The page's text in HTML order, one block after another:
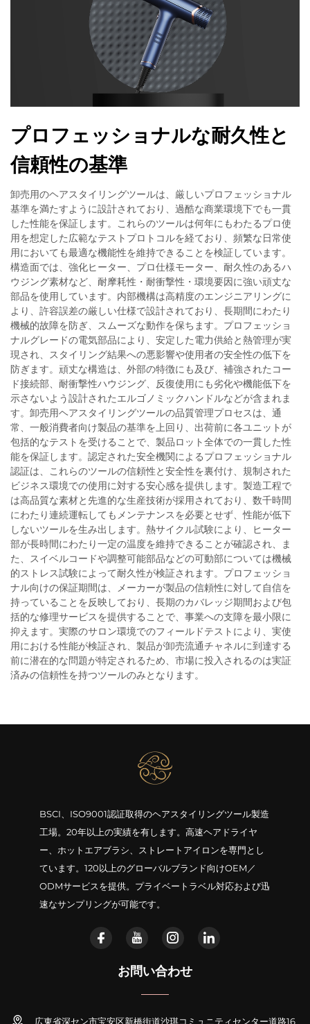
プロフェッショナルな耐久性と
信頼性の基準
卸売用のヘアスタイリングツールは、厳しいプロフェッショナル
基準を満たすように設計されており、過酷な商業環境下でも一貫
した性能を保証します。これらのツールは何年にもわたるプロ使
用を想定した広範なテストプロトコルを経ており、頻繁な日常使
用においても最適な機能性を維持できることを検証しています。
構造面では、強化ヒーター、プロ仕様モーター、耐久性のあるハ
ウジング素材など、耐摩耗性・耐衝撃性・環境要因に強い頑丈な
部品を使用しています。内部機構は高精度のエンジニアリングに
より、許容誤差の厳しい仕様で設計されており、長期間にわたり
機械的故障を防ぎ、スムーズな動作を保ちます。プロフェッショ
ナルグレードの電気部品により、安定した電力供給と熱管理が実
現され、スタイリング結果への悪影響や使用者の安全性の低下を
防ぎます。頑丈な構造は、外部の特徴にも及び、補強されたコー
ド接続部、耐衝撃性ハウジング、反復使用にも劣化や機能低下を
示さないよう設計されたエルゴノミックハンドルなどが含まれま
す。卸売用ヘアスタイリングツールの品質管理プロセスは、通
常、一般消費者向け製品の基準を上回り、出荷前に各ユニットが
包括的なテストを受けることで、製品ロット全体での一貫した性
能を保証します。認定された安全機関によるプロフェッショナル
認証は、これらのツールの信頼性と安全性を裏付け、規制された
ビジネス環境での使用に対する安心感を提供します。製造工程で
は高品質な素材と先進的な生産技術が採用されており、数千時間
にわたり連続運転してもメンテナンスを必要とせず、性能が低下
しないツールを生み出します。熱サイクル試験により、ヒーター
部が長時間にわたり一定の温度を維持できることが確認され、ま
た、スイベルコードや調整可能部品などの可動部については機械
的ストレス試験によって耐久性が検証されます。プロフェッショ
ナル向けの保証期間は、メーカーが製品の信頼性に対して自信を
持っていることを反映しており、長期のカバレッジ期間および包
括的な修理サービスを提供することで、事業への支障を最小限に
抑えます。実際のサロン環境でのフィールドテストにより、実使
用における性能が検証され、製品が卸売流通チャネルに到達する
前に潜在的な問題が特定されるため、市場に投入されるのは実証
済みの信頼性を持つツールのみとなります。
BSCI、ISO9001認証取得のヘアスタイリングツール製造
工場。20年以上の実績を有します。高速ヘアドライヤ
ー、ホットエアブラシ、ストレートアイロンを専門とし
ています。120以上のグローバルブランド向けOEM／
ODMサービスを提供。プライベートラベル対応および迅
速なサンプリングが可能です。
お問い合わせ
広東省深セン市宝安区新橋街道沙琪コミュニティセンター道路16